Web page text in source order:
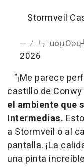
Stormveil
— ㄥㄣ
2026
"¡Me parece
castillo de
el ambiente que
Intermedias.
a Stormveil o al
pantalla. ¡La
una pinta